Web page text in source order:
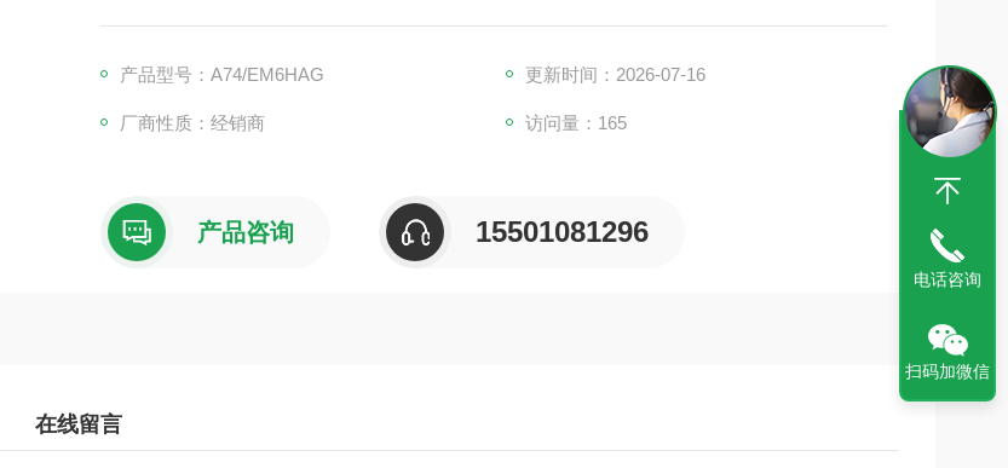
产品型号：A74/EM6HAG 更新时间：2026-07-16
厂商性质：经销商 访问量：165
产品咨询 15501081296
在线留言
电话咨询
扫码加微信